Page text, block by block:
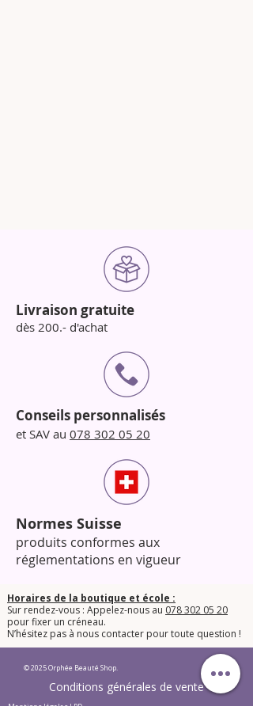
Livraison gratuite
dès 200.- d'achat
Conseils personnalisés
et SAV au 078 302 05 20
Normes Suisse
produits conformes aux
réglementations en vigueur
Horaires de la boutique et école :
Sur rendez-vous : Appelez-nous au 078 302 05 20
pour fixer un créneau.
​N’hésitez pas à nous contacter pour toute question !​
© 2025 Orphée Beauté Shop.
Conditions générales de vente
Mentions légales LPD